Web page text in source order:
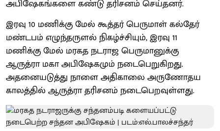
அபிஷேகங்களை கண்டு தரிசனம் செய்தனர்.
இரவு 10 மணிக்கு மேல் கூத்தர் பெருமாள் கல்தேர்
மண்டபம் எழுந்தருளல் நிகழ்ச்சியும், இரவு 11
மணிக்கு மேல் மரகத நடராஜ பெருமானுக்கு
ஆருத்ரா மகா அபிஷேகமும் நடைபெறுகிறது.
அதனையடுத்து நாளை அதிகாலை அருணோதய
காலத்தில் ஆருத்ரா தரிசனம் நடைபெறவுள்ளது.